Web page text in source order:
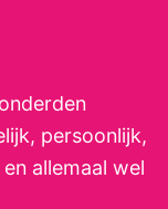
persoonlijk,
allemaal wel